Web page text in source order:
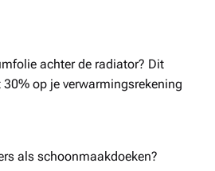
achter de radiator? Dit
30% op je verwarmingsrekening
als schoonmaakdoeken?